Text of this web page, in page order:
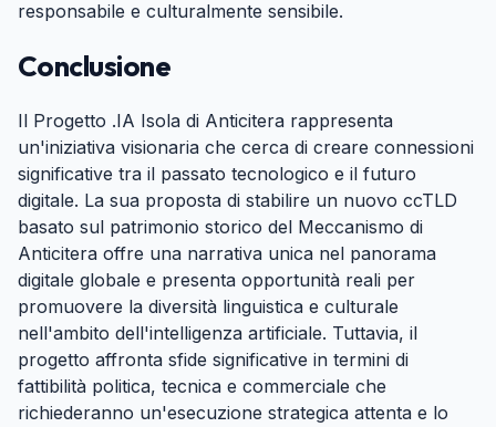
responsabile e culturalmente sensibile.
Conclusione
Il Progetto .IA Isola di Anticitera rappresenta
un'iniziativa visionaria che cerca di creare connessioni
significative tra il passato tecnologico e il futuro
digitale. La sua proposta di stabilire un nuovo ccTLD
basato sul patrimonio storico del Meccanismo di
Anticitera offre una narrativa unica nel panorama
digitale globale e presenta opportunità reali per
promuovere la diversità linguistica e culturale
nell'ambito dell'intelligenza artificiale. Tuttavia, il
progetto affronta sfide significative in termini di
fattibilità politica, tecnica e commerciale che
richiederanno un'esecuzione strategica attenta e lo